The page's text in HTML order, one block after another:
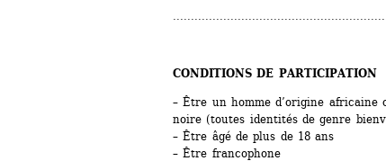
CONDITIONS DE PARTICIPATION
– Être un homme d’origine africaine
noire (toutes identités de genre
– Être âgé de plus de 18 ans
– Être francophone